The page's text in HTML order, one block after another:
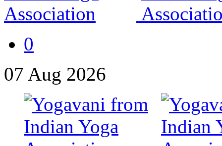
0
07 Aug 2026